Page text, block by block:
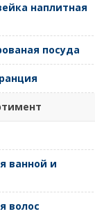
наплитная
посуда
ванной и
волос